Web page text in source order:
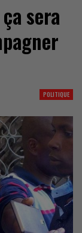
sera
POLITIQUE